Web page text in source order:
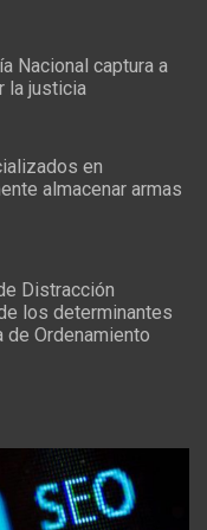
Nacional captura a
la justicia
en
almacenar armas
Distracción
los determinantes
Ordenamiento